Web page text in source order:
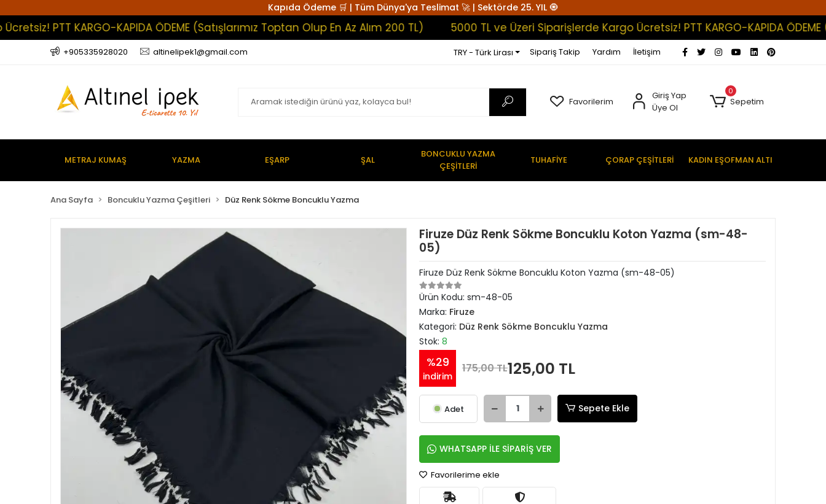
Kapıda Ödeme 🛒 | Tüm Dünya'ya Teslimat 🚀 | Sektörde 25. YIL 🧿
PTT KARGO-KAPIDA ÖDEME (Satışlarımız Toptan Olup En Az Alım 200 TL) 5000 TL ve Üzeri Siparişlerde Kargo Ücretsiz! PTT KARGO-KAPIDA ÖDEME
+905335928020 altinelipek1@gmail.com TRY - Türk Lirası Sipariş Takip Yardım İletişim
Favorilerim
Giriş Yap
Üye Ol
0
Sepetim
METRAJ KUMAŞ YAZMA EŞARP ŞAL
BONCUKLU YAZMA
ÇEŞİTLERİ
TUHAFİYE ÇORAP ÇEŞİTLERİ KADIN EŞOFMAN ALTI
Ana Sayfa Boncuklu Yazma Çeşitleri Düz Renk Sökme Boncuklu Yazma
Firuze Düz Renk Sökme Boncuklu Koton Yazma (sm-48-
05)
Firuze Düz Renk Sökme Boncuklu Koton Yazma (sm-48-05)
Ürün Kodu: sm-48-05
Marka: Firuze
Kategori: Düz Renk Sökme Boncuklu Yazma
Stok: 8
%29
indirim
175,00 TL125,00 TL
Adet Sepete Ekle
WHATSAPP İLE SİPARİŞ VER
Favorilerime ekle